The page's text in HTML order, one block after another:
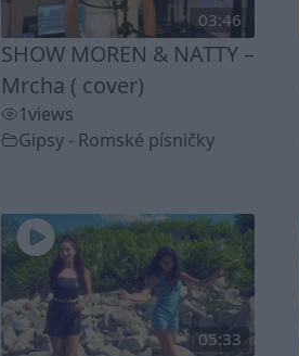
03:46
SHOW MOREN & NATTY –
Mrcha ( cover)
1views
Gipsy - Romské písničky
05:33